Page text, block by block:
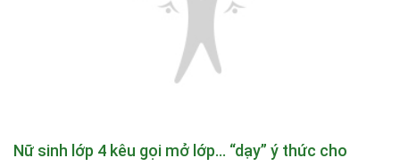
Nữ sinh lớp 4 kêu gọi mở lớp… “dạy” ý thức cho